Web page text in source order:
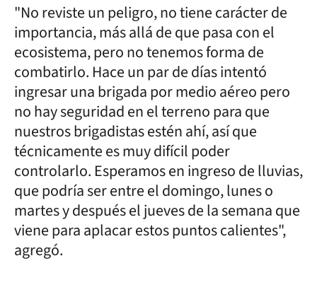
"No reviste un peligro, no tiene carácter de
importancia, más allá de que pasa con el
ecosistema, pero no tenemos forma de
combatirlo. Hace un par de días intentó
ingresar una brigada por medio aéreo pero
no hay seguridad en el terreno para que
nuestros brigadistas estén ahí, así que
técnicamente es muy difícil poder
controlarlo. Esperamos en ingreso de lluvias,
que podría ser entre el domingo, lunes o
martes y después el jueves de la semana que
viene para aplacar estos puntos calientes",
agregó.